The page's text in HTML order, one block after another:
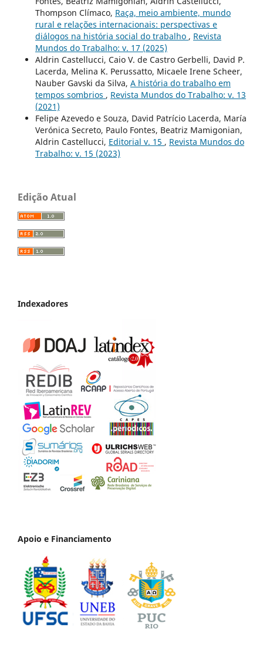
Thompson Clímaco, Raça, meio ambiente, mundo
rural e relações internacionais: perspectivas e
diálogos na história social do trabalho , Revista
Mundos do Trabalho: v. 17 (2025)
Aldrin Castellucci, Caio V. de Castro Gerbelli, David P.
Lacerda, Melina K. Perussatto, Micaele Irene Scheer,
Nauber Gavski da Silva, A história do trabalho em
tempos sombrios , Revista Mundos do Trabalho: v. 13
(2021)
Felipe Azevedo e Souza, David Patrício Lacerda, María
Verónica Secreto, Paulo Fontes, Beatriz Mamigonian,
Aldrin Castellucci, Editorial v. 15 , Revista Mundos do
Trabalho: v. 15 (2023)
Edição Atual
Indexadores
Apoio e Financiamento